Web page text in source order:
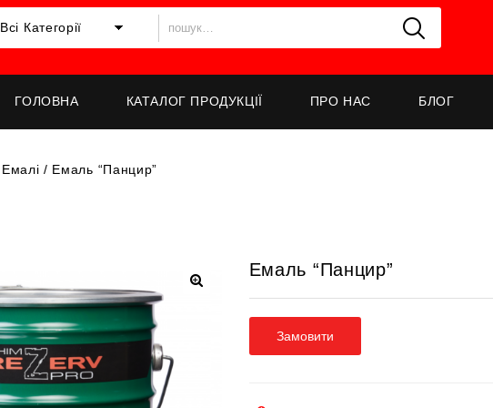
Всі Категорії
ГОЛОВНА КАТАЛОГ ПРОДУКЦІЇ ПРО НАС БЛОГ
Емалі / Емаль “Панцир”
Емаль “Панцир”
Замовити